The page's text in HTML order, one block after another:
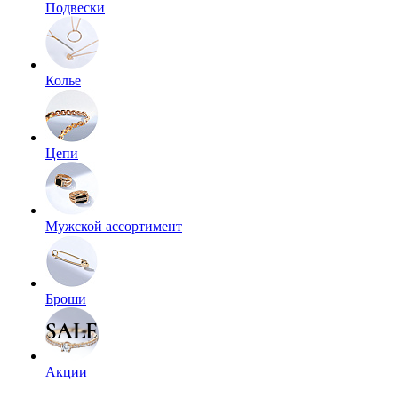
Подвески
Колье
Цепи
Мужской ассортимент
Броши
Акции